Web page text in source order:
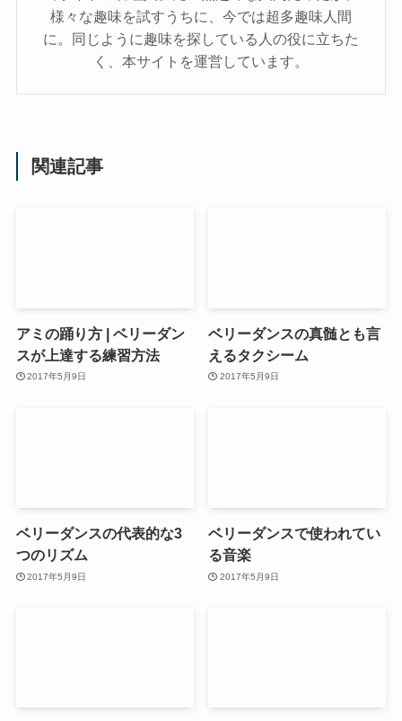
様々な趣味を試すうちに、今では超多趣味人間
に。同じように趣味を探している人の役に立ちた
く、本サイトを運営しています。
関連記事
アミの踊り方 | ベリーダン
スが上達する練習方法
2017年5月9日
ベリーダンスの真髄とも言
えるタクシーム
2017年5月9日
ベリーダンスの代表的な3
つのリズム
2017年5月9日
ベリーダンスで使われてい
る音楽
2017年5月9日